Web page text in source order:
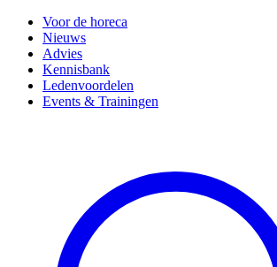
Voor de horeca
Nieuws
Advies
Kennisbank
Ledenvoordelen
Events & Trainingen